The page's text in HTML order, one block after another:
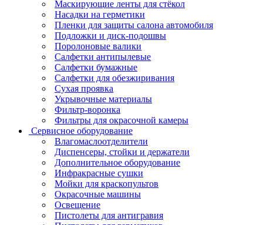
Маскирующие ленты для стёкол
Насадки на герметики
Пленки для защиты салона автомобиля
Подложки и диск-подошвы
Поролоновые валики
Салфетки антипылевые
Салфетки бумажные
Салфетки для обезжиривания
Сухая проявка
Укрывочные материалы
Фильтр-воронка
Фильтры для окрасочной камеры
Сервисное оборудование
Влагомаслоотделители
Диспенсеры, стойки и держатели
Дополнительное оборудование
Инфракрасные сушки
Мойки для краскопультов
Окрасочные машины
Освещение
Пистолеты для антигравия